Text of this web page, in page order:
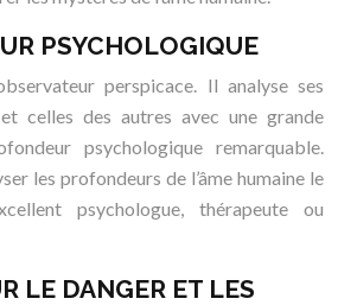
PSYCHOLOGIQUE
perspicace. Il analyse ses
celles des autres avec une grande
psychologique remarquable.
les profondeurs de l’âme humaine le
psychologue, thérapeute ou
LE DANGER ET LES